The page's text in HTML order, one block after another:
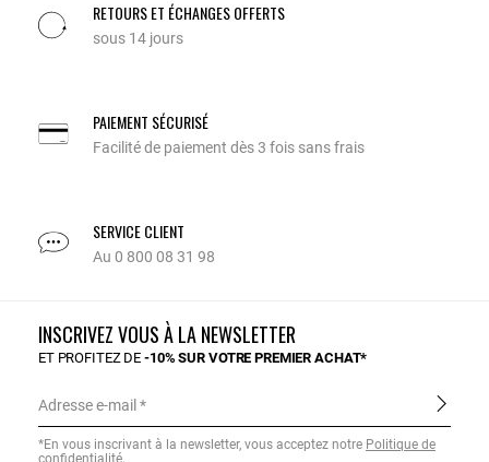
RETOURS ET ÉCHANGES OFFERTS
sous 14 jours
PAIEMENT SÉCURISÉ
Facilité de paiement dès 3 fois sans frais
SERVICE CLIENT
Au 0 800 08 31 98
INSCRIVEZ VOUS À LA NEWSLETTER
ET PROFITEZ DE-10% SUR VOTRE PREMIER ACHAT*
Adresse e-mail
*En vous inscrivant à la newsletter, vous acceptez notre Politique de
confidentialité.